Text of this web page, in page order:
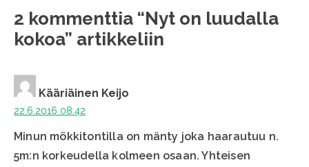
2 kommenttia “Nyt on luudalla
kokoa” artikkeliin
Kääriäinen Keijo
22.6.2016 08:42
Minun mökkitontilla on mänty joka haarautuu n.
5m:n korkeudella kolmeen osaan. Yhteisen